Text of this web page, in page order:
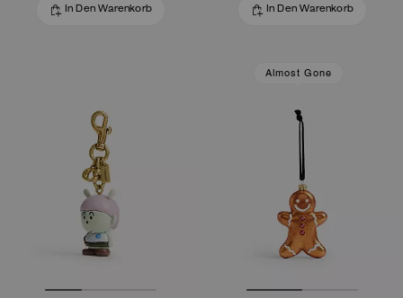
In Den Warenkorb In Den Warenkorb
Almost Gone